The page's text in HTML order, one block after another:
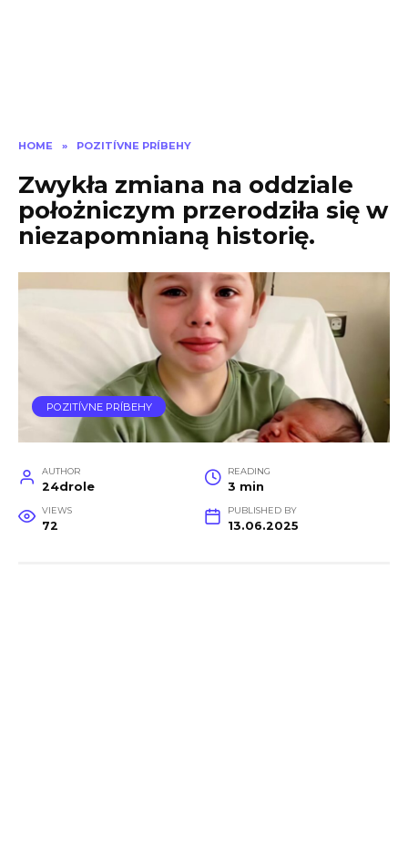
HOME » POZITÍVNE PRÍBEHY
Zwykła zmiana na oddziale
położniczym przerodziła się w
niezapomnianą historię.
POZITÍVNE PRÍBEHY
AUTHOR
24drole
READING
3 min
VIEWS
72
PUBLISHED BY
13.06.2025